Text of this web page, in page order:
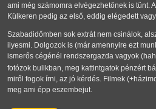
ami még számomra elvégezhetőnek is tünt.
Külkeren pedig az első, eddig elégedett
Szabadidőmben sok extrát nem csinálok,
ilyesmi. Dolgozok is (már amennyire ezt
ismerős cégénél rendszergazda vagyok
fotózok bulikban, meg kattintgatok pénzért
miről fogok írni, az jó kérdés. Filmek
meg ami épp eszembejut.